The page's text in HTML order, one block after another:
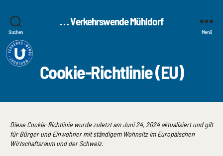
Suchen
. . . Verkehrswende Mühldorf
Menü
Cookie-Richtlinie (EU)
Diese Cookie-Richtlinie wurde zuletzt am Juni 24, 2024 aktualisiert und gilt
für Bürger und Einwohner mit ständigem Wohnsitz im Europäischen
Wirtschaftsraum und der Schweiz.